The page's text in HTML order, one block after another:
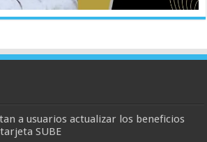
a usuarios actualizar los beneficios
SUBE